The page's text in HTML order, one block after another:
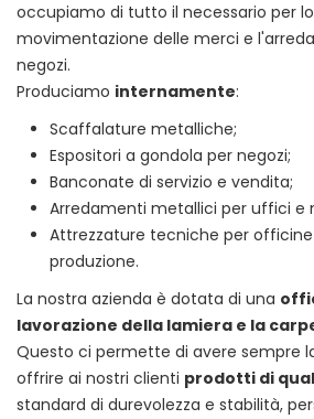
occupiamo di tutto il necessario per
movimentazione delle merci e
negozi.
Produciamo internamente:
Scaffalature metalliche;
Espositori a gondola per negozi;
Banconate di servizio e vendita;
Arredamenti metallici per uffici e
Attrezzature tecniche per
produzione.
La nostra azienda è dotata di una
lavorazione della lamiera e la
Questo ci permette di avere sempre
offrire ai nostri clienti prodotti di
standard di durevolezza e stabilità,